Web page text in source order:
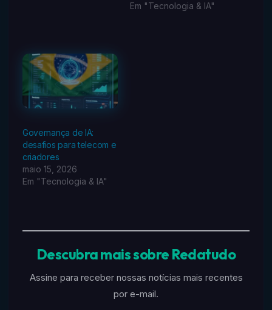
Em "Tecnologia & IA"
Governança de IA:
desafios para telecom e
criadores
maio 15, 2026
Em "Tecnologia & IA"
Descubra mais sobre Redatudo
Assine para receber nossas notícias mais recentes
por e-mail.